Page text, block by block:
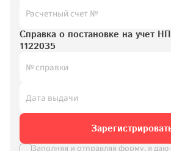
Справка о постановке на учет
1122035
Заполняя и отправляя форму, я даю